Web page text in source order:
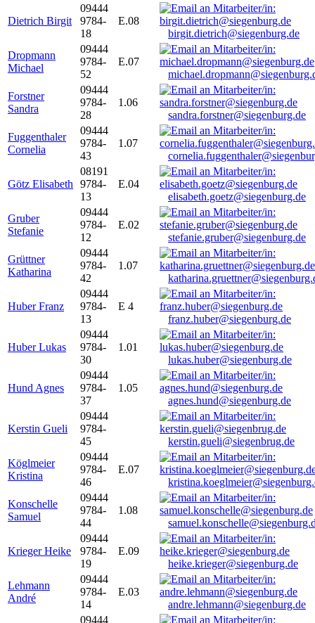
Dietrich Birgit
09444
9784-
18
E.08
birgit.dietrich@siegenburg.de
Dropmann
Michael
09444
9784-
52
E.07
Forstner
Sandra
09444
9784-
28
1.06
sandra.forstner@siegenburg.de
Fuggenthaler
Cornelia
09444
9784-
43
1.07
Götz Elisabeth
08191
9784-
13
E.04
elisabeth.goetz@siegenburg.de
Gruber
Stefanie
09444
9784-
12
E.02
stefanie.gruber@siegenburg.de
Grüttner
Katharina
09444
9784-
42
1.07
Huber Franz
09444
9784-
13
E 4
franz.huber@siegenburg.de
Huber Lukas
09444
9784-
30
1.01
lukas.huber@siegenburg.de
Hund Agnes
09444
9784-
37
1.05
agnes.hund@siegenburg.de
Kerstin Gueli
09444
9784-
45
kerstin.gueli@siegenbrug.de
Köglmeier
Kristina
09444
9784-
46
E.07
Konschelle
Samuel
09444
9784-
44
1.08
Krieger Heike
09444
9784-
19
E.09
heike.krieger@siegenburg.de
Lehmann
André
09444
9784-
14
E.03
andre.lehmann@siegenburg.de
09444